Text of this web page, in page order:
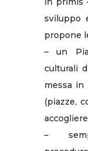
sviluppo
propone
– un
culturali
messa
(piazze,
–